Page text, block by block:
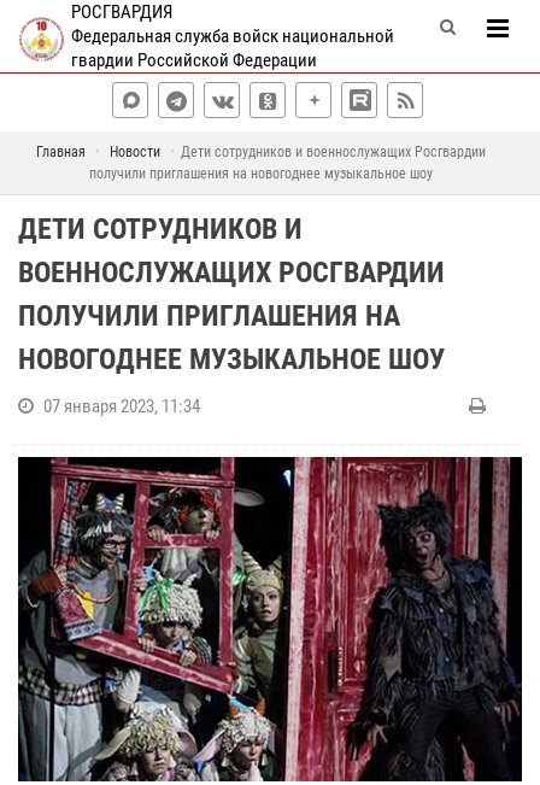
РОСГВАРДИЯ
Федеральная служба войск национальной
гвардии Российской Федерации
Главная Новости
Дети сотрудников и военнослужащих Росгвардии
получили приглашения на новогоднее музыкальное шоу
ДЕТИ СОТРУДНИКОВ И
ВОЕННОСЛУЖАЩИХ РОСГВАРДИИ
ПОЛУЧИЛИ ПРИГЛАШЕНИЯ НА
НОВОГОДНЕЕ МУЗЫКАЛЬНОЕ ШОУ
07 января 2023, 11:34